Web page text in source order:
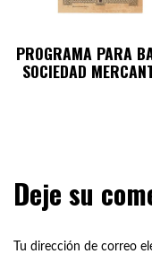
PROGRAMA PARA
SOCIEDAD
Deje su
Tu dirección de correo